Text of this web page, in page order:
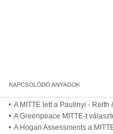
A MITTE lett a Paulinyi -
A Greenpeace MITTE-t
A Hogan Assessments a